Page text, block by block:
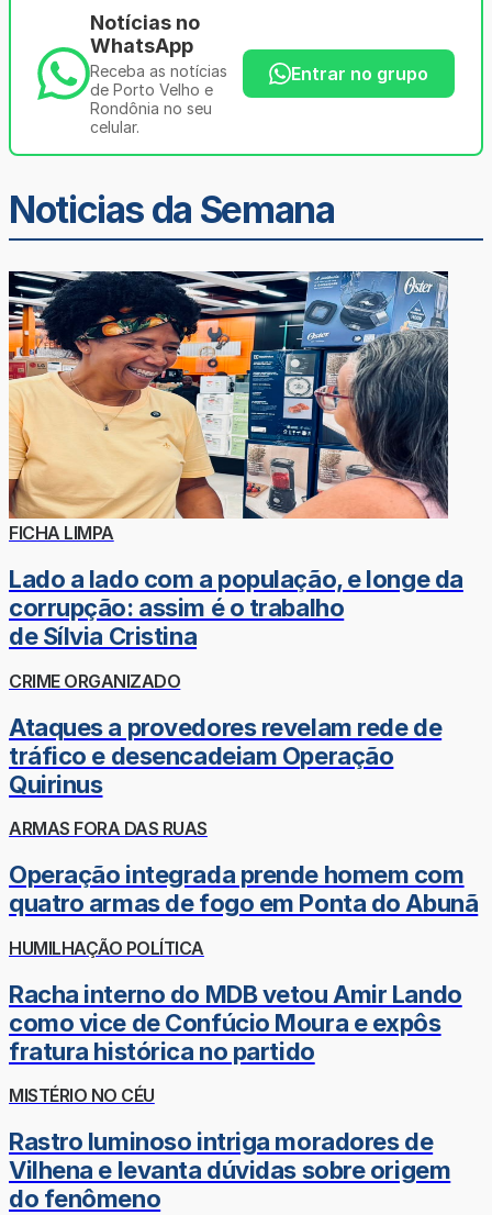
Notícias no
WhatsApp
Receba as notícias
de Porto Velho e
Rondônia no seu
celular.
Entrar no grupo
Noticias da Semana
FICHA LIMPA
Lado a lado com a população, e longe da
corrupção: assim é o trabalho
de Sílvia Cristina
CRIME ORGANIZADO
Ataques a provedores revelam rede de
tráfico e desencadeiam Operação
Quirinus
ARMAS FORA DAS RUAS
Operação integrada prende homem com
quatro armas de fogo em Ponta do Abunã
HUMILHAÇÃO POLÍTICA
Racha interno do MDB vetou Amir Lando
como vice de Confúcio Moura e expôs
fratura histórica no partido
MISTÉRIO NO CÉU
Rastro luminoso intriga moradores de
Vilhena e levanta dúvidas sobre origem
do fenômeno